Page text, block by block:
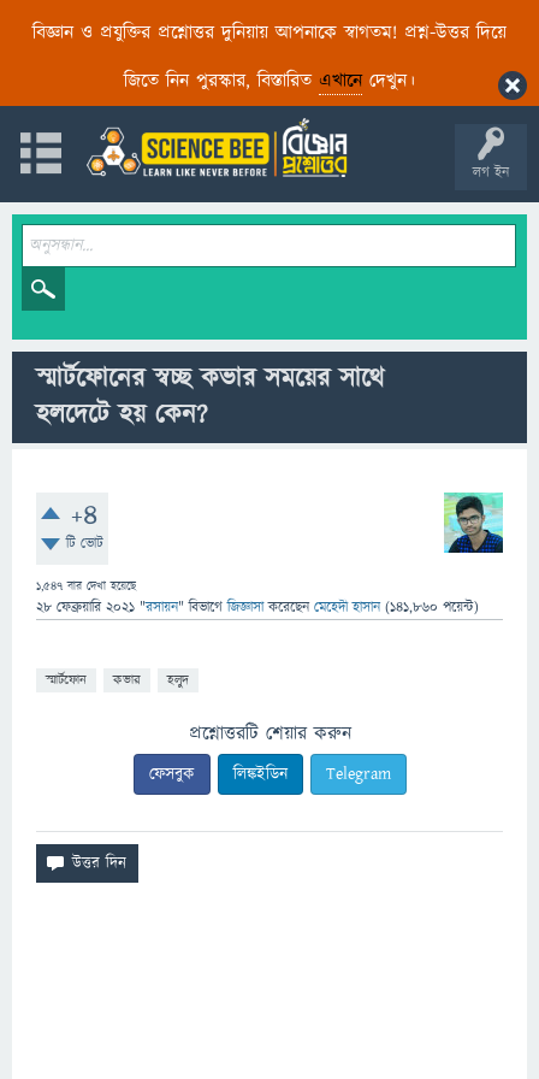
বিজ্ঞান ও প্রযুক্তির প্রশ্নোত্তর দুনিয়ায় আপনাকে স্বাগতম! প্রশ্ন-উত্তর দিয়ে
জিতে নিন পুরস্কার, বিস্তারিত এখানেদেখুন।
লগ ইন
স্মার্টফোনের স্বচ্ছ কভার সময়ের সাথে
হলদেটে হয় কেন?
+4
টি ভোট
1,547 বার দেখা হয়েছে
28 ফেব্রুয়ারি 2021 "রসায়ন" বিভাগে জিজ্ঞাসাকরেছেনমেহেদী হাসান (141,860 পয়েন্ট)
স্মার্টফোন কভার হলুদ
প্রশ্নোত্তরটি শেয়ার করুন
ফেসবুক লিঙ্কইডিন Telegram